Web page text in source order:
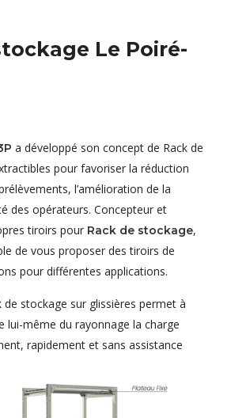
Le Poiré-
a développé son concept de Rack de
pour favoriser la réduction
l’amélioration de la
des opérateurs. Concepteur et
tiroirs pour Rack de stockage,
de vous proposer des tiroirs de
pour différentes applications.
de stockage sur glissières permet à
lui-même du rayonnage la charge
rapidement et sans assistance